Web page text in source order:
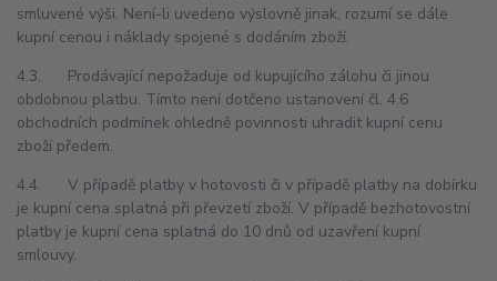
smluvené výši. Není-li uvedeno výslovně jinak, rozumí se dále
kupní cenou i náklady spojené s dodáním zboží.
4.3. Prodávající nepožaduje od kupujícího zálohu či jinou
obdobnou platbu. Tímto není dotčeno ustanovení čl. 4.6
obchodních podmínek ohledně povinnosti uhradit kupní cenu
zboží předem.
4.4. V případě platby v hotovosti či v případě platby na dobírku
je kupní cena splatná při převzetí zboží. V případě bezhotovostní
platby je kupní cena splatná do 10 dnů od uzavření kupní
smlouvy.